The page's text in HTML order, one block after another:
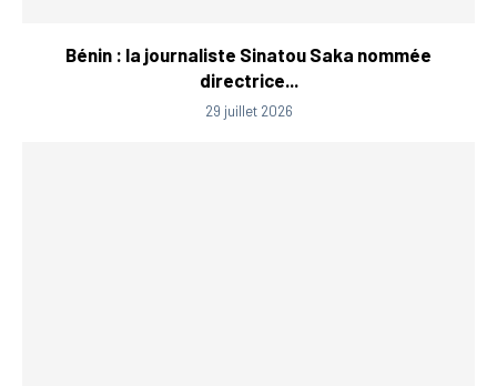
Bénin : la journaliste Sinatou Saka nommée
directrice...
29 juillet 2026